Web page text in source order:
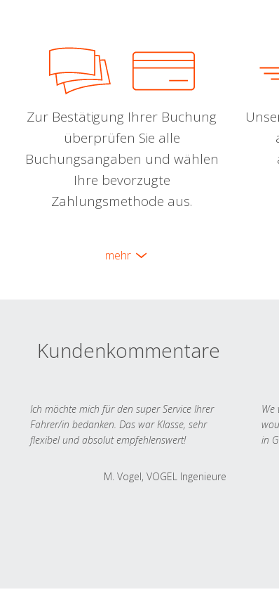
Zur Bestätigung Ihrer Buchung
überprüfen Sie alle
Buchungsangaben und wählen
Ihre bevorzugte
Zahlungsmethode aus.
mehr
Kundenkommentare
Ich möchte mich für den super Service Ihrer
Fahrer/in bedanken. Das war Klasse, sehr
flexibel und absolut empfehlenswert!
M. Vogel, VOGEL Ingenieure
We
in